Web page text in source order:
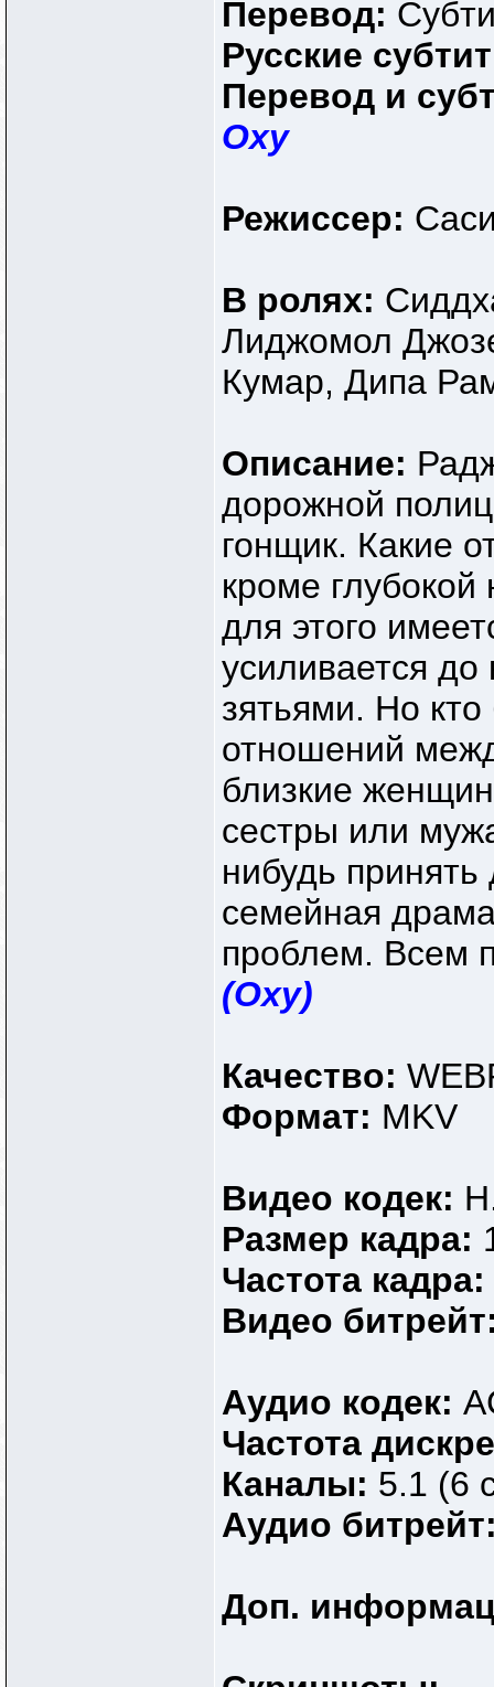
Перевод:
Русские
Перевод и
Oxy
Режиссер:
В ролях:
Лиджомол
Кумар, Дипа
Описание:
дорожной
гонщик. Какие
кроме
для этого
усиливается до
зятьями. Но кто
отношений
близкие
сестры или
нибудь
семейная
проблем. Всем
(Oxy)
Качество:
Формат: MKV
Видео кодек:
Размер кадра:
Частота кадра:
Видео
Аудио кодек:
Частота
Каналы: 5.1 (6
Аудио
Доп.